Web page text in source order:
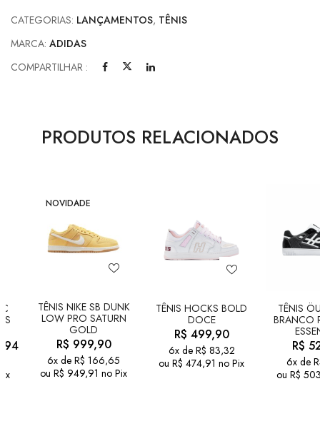
CATEGORIAS: LANÇAMENTOS, TÊNIS
MARCA: ADIDAS
COMPARTILHAR :
PRODUTOS RELACIONADOS
NOVIDADE
TÊNIS NIKE SB DUNK
LOW PRO SATURN
GOLD
R$ 999,90
6x de R$ 166,65
ou R$ 949,91 no Pix
TÊNIS HOCKS BOLD
DOCE
R$ 499,90
6x de R$ 83,32
ou R$ 474,91 no Pix
TÊNIS
BRANCO
R$
6x de
ou R$